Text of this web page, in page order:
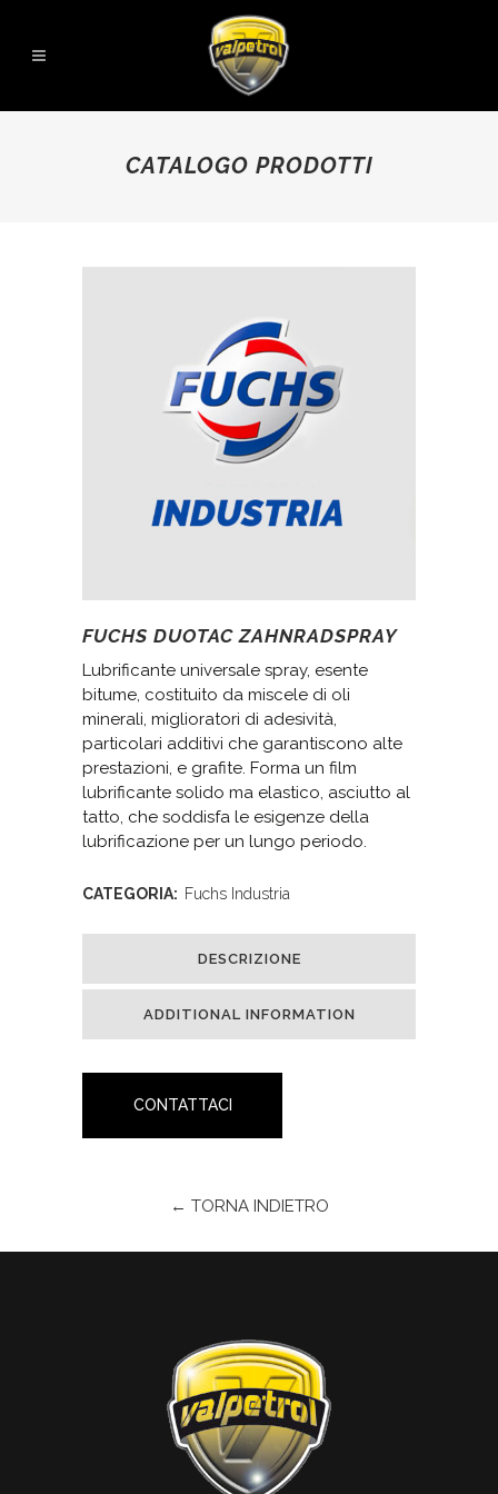
CATALOGO PRODOTTI
FUCHS DUOTAC ZAHNRADSPRAY
Lubrificante universale spray, esente
bitume, costituito da miscele di oli
minerali, miglioratori di adesività,
particolari additivi che garantiscono alte
prestazioni, e grafite. Forma un film
lubrificante solido ma elastico, asciutto al
tatto, che soddisfa le esigenze della
lubrificazione per un lungo periodo.
CATEGORIA: Fuchs Industria
DESCRIZIONE
ADDITIONAL INFORMATION
CONTATTACI
← TORNA INDIETRO